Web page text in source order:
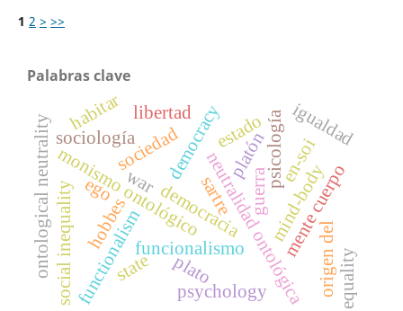
1 2 > >>
Palabras clave
funcionalismoneutralidad ontológicamente cuerpo
monismo ontológico
functionalism
ontological neutrality mind-body
democracia
democracy
social inequality
platónpsicología
plato
psychology
sociedad
sociología
habitar
hobbes
igualdad
guerra
estado
origen delequality
war
state
sartre
libertad
ego
en-soi